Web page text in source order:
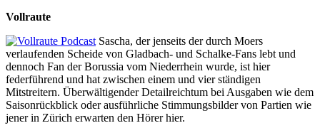
Vollraute
Sascha, der jenseits der durch Moers
verlaufenden Scheide von Gladbach- und Schalke-Fans lebt und
dennoch Fan der Borussia vom Niederrhein wurde, ist hier
federführend und hat zwischen einem und vier ständigen
Mitstreitern. Überwältigender Detailreichtum bei Ausgaben wie dem
Saisonrückblick oder ausführliche Stimmungsbilder von Partien wie
jener in Zürich erwarten den Hörer hier.